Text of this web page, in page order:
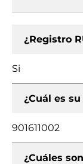
¿Registro
Si
¿Cuál es su
901611002
¿Cuáles